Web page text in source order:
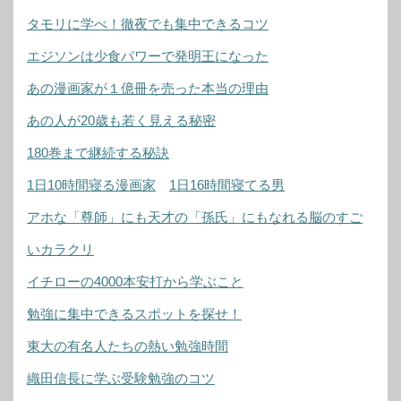
タモリに学べ！徹夜でも集中できるコツ
エジソンは少食パワーで発明王になった
あの漫画家が１億冊を売った本当の理由
あの人が20歳も若く見える秘密
180巻まで継続する秘訣
1日10時間寝る漫画家 1日16時間寝てる男
アホな「尊師」にも天才の「孫氏」にもなれる脳のすご
いカラクリ
イチローの4000本安打から学ぶこと
勉強に集中できるスポットを探せ！
東大の有名人たちの熱い勉強時間
織田信長に学ぶ受験勉強のコツ